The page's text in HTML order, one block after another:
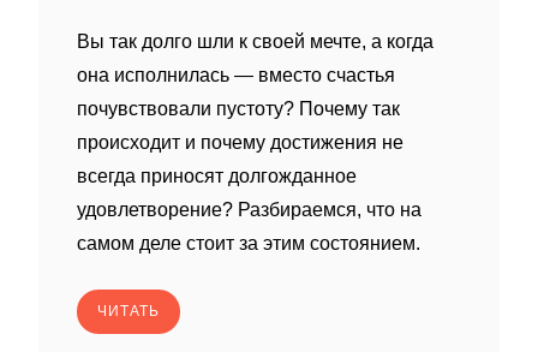
Вы так долго шли к своей мечте, а когда
она исполнилась — вместо счастья
почувствовали пустоту? Почему так
происходит и почему достижения не
всегда приносят долгожданное
удовлетворение? Разбираемся, что на
самом деле стоит за этим состоянием.
ЧИТАТЬ